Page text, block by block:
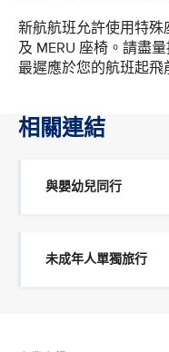
新航航班允許使用特殊
及 MERU 座椅。請盡
最遲應於您的航班起飛
相關連結
與嬰幼兒同行
未成年人單獨旅行